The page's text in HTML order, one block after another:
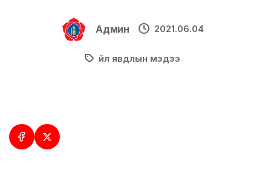
Админ 2021.06.04
Үйл явдлын мэдээ